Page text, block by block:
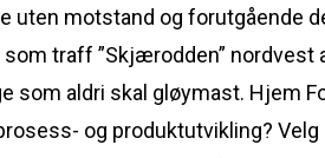
uten motstand og forutgående
traff ”Skjærodden” nordvest
som aldri skal gløymast. Hjem
og produktutvikling?